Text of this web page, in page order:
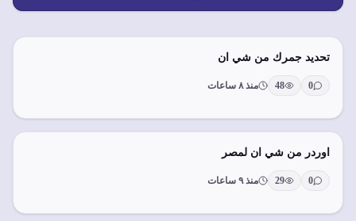
تحديد جمرك من شي ان
0
48 منذ ٨ ساعات
اوردر من شي ان لمصر
0
29 منذ ٩ ساعات